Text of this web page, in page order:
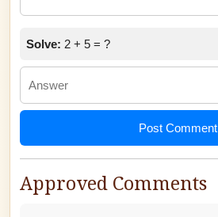
Solve: 2 + 5 = ?
Post Comment
Approved Comments